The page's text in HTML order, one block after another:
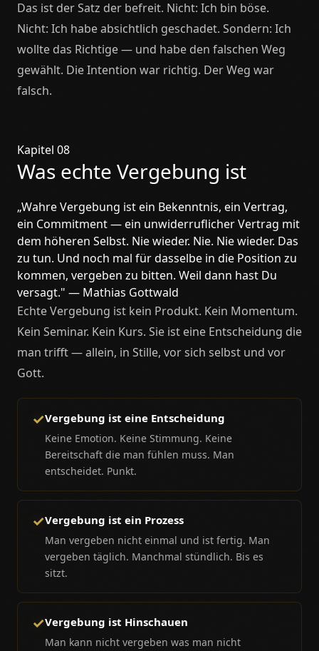
Das ist der Satz der befreit. Nicht: Ich bin böse.
Nicht: Ich habe absichtlich geschadet. Sondern: Ich
wollte das Richtige — und habe den falschen Weg
gewählt. Die Intention war richtig. Der Weg war
falsch.
Kapitel 08
Was echte Vergebung ist
„Wahre Vergebung ist ein Bekenntnis, ein Vertrag,
ein Commitment — ein unwiderruflicher Vertrag mit
dem höheren Selbst. Nie wieder. Nie. Nie wieder. Das
zu tun. Und noch mal für dasselbe in die Position zu
kommen, vergeben zu bitten. Weil dann hast Du
versagt." — Mathias Gottwald
Echte Vergebung ist kein Produkt. Kein Momentum.
Kein Seminar. Kein Kurs. Sie ist eine Entscheidung die
man trifft — allein, in Stille, vor sich selbst und vor
Gott.
✓Vergebung ist eine Entscheidung
Keine Emotion. Keine Stimmung. Keine
Bereitschaft die man fühlen muss. Man
entscheidet. Punkt.
✓Vergebung ist ein Prozess
Man vergeben nicht einmal und ist fertig. Man
vergeben täglich. Manchmal stündlich. Bis es
sitzt.
✓Vergebung ist Hinschauen
Man kann nicht vergeben was man nicht